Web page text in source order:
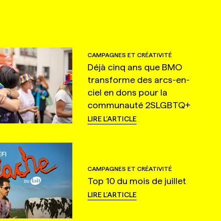
CAMPAGNES ET CRÉATIVITÉ
Déjà cinq ans que BMO
transforme des arcs-en-
ciel en dons pour la
communauté 2SLGBTQ+
LIRE L'ARTICLE
CAMPAGNES ET CRÉATIVITÉ
Top 10 du mois de juillet
LIRE L'ARTICLE